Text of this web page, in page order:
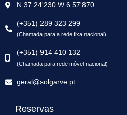
N 37 24'230 W 6 57'870
(+351) 289 323 299
(Chamada para a rede fixa nacional)
(+351) 914 410 132
(Chamada para rede móvel nacional)
geral@solgarve.pt
Reservas